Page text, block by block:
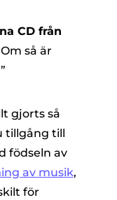
CD från
så är
gjorts så
tillgång till
födseln av
av musik,
för